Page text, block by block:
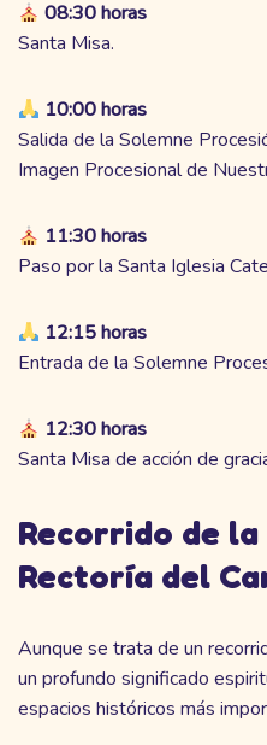
08:30 horas
Santa Misa.
10:00 horas
Salida de la Solemne
Imagen Procesional de
11:30 horas
Paso por la Santa Iglesia
12:15 horas
Entrada de la Solemne
12:30 horas
Santa Misa de acción de
Recorrido de
Rectoría del
Aunque se trata de un
un profundo significado
espacios históricos más